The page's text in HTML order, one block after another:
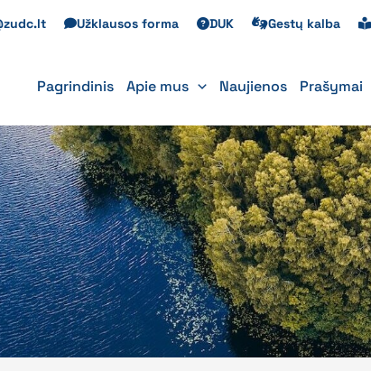
Užklausos forma DUK Gestų kalba
Pagrindinis Apie mus Naujienos Prašymai